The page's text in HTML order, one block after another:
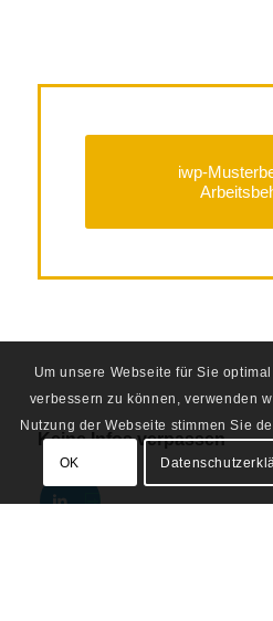
iwp-
Keine Infos verpassen
Um unsere Webseite für Sie
verbessern zu können, verwenden
Nutzung der Webseite stimmen Sie
OK